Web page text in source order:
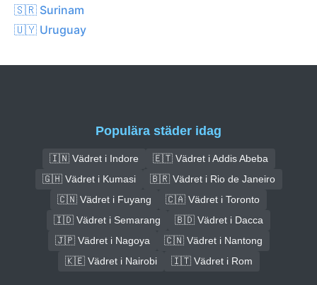
🇸🇷 Surinam
🇺🇾 Uruguay
Populära städer idag
🇮🇳 Vädret i Indore
🇪🇹 Vädret i Addis Abeba
🇬🇭 Vädret i Kumasi
🇧🇷 Vädret i Rio de Janeiro
🇨🇳 Vädret i Fuyang
🇨🇦 Vädret i Toronto
🇮🇩 Vädret i Semarang
🇧🇩 Vädret i Dacca
🇯🇵 Vädret i Nagoya
🇨🇳 Vädret i Nantong
🇰🇪 Vädret i Nairobi
🇮🇹 Vädret i Rom